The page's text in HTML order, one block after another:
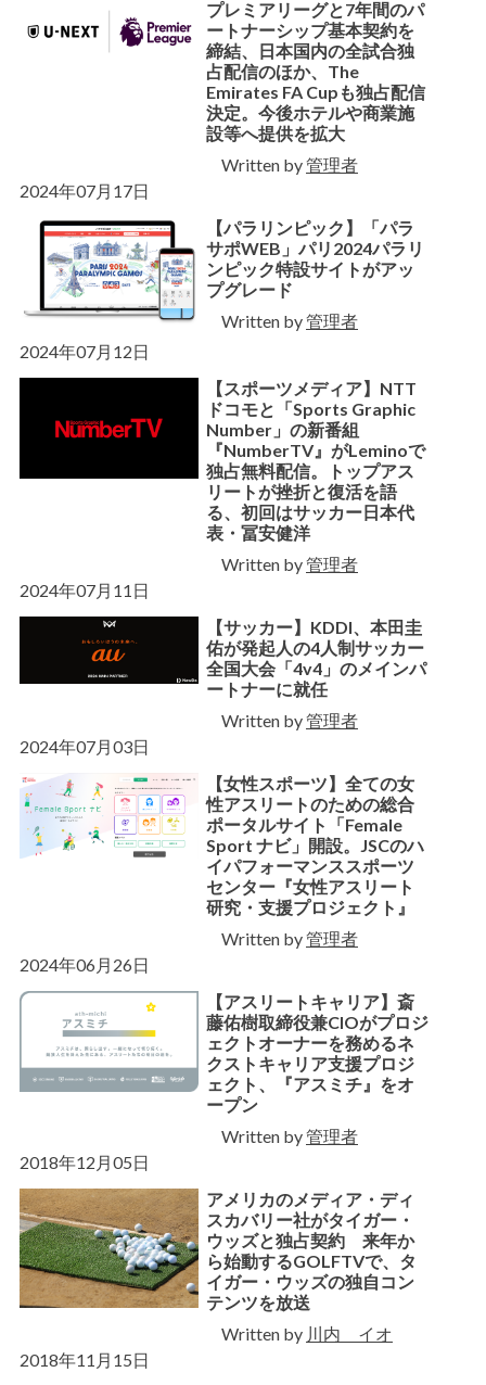
プレミアリーグと7年間のパ
ートナーシップ基本契約を
締結、日本国内の全試合独
占配信のほか、The
Emirates FA Cupも独占配信
決定。今後ホテルや商業施
設等へ提供を拡大
Written by管理者
2024年07月17日
【パラリンピック】「パラ
サポWEB」パリ2024パラリ
ンピック特設サイトがアッ
プグレード
Written by管理者
2024年07月12日
【スポーツメディア】NTT
ドコモと「Sports Graphic
Number」の新番組
『NumberTV』がLeminoで
独占無料配信。トップアス
リートが挫折と復活を語
る、初回はサッカー日本代
表・冨安健洋
Written by管理者
2024年07月11日
【サッカー】KDDI、本田圭
佑が発起人の4人制サッカー
全国大会「4v4」のメインパ
ートナーに就任
Written by管理者
2024年07月03日
【女性スポーツ】全ての女
性アスリートのための総合
ポータルサイト「Female
Sport ナビ」開設。JSCのハ
イパフォーマンススポーツ
センター『女性アスリート
研究・支援プロジェクト』
Written by管理者
2024年06月26日
【アスリートキャリア】斎
藤佑樹取締役兼CIOがプロジ
ェクトオーナーを務めるネ
クストキャリア支援プロジ
ェクト、『アスミチ』をオ
ープン
Written by管理者
2018年12月05日
アメリカのメディア・ディ
スカバリー社がタイガー・
ウッズと独占契約 来年か
ら始動するGOLFTVで、タ
イガー・ウッズの独自コン
テンツを放送
Written by 川内 イオ
2018年11月15日